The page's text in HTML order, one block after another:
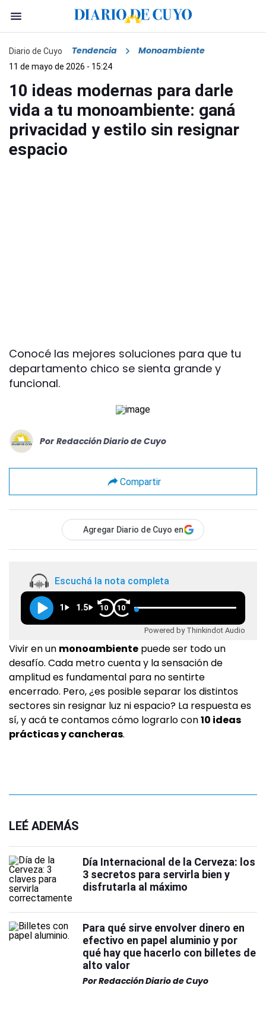
Diario de Cuyo Tendencia Monoambiente
11 de mayo de 2026 - 15:24
10 ideas modernas para darle
vida a tu monoambiente: ganá
privacidad y estilo sin resignar
espacio
Conocé las mejores soluciones para que tu
departamento chico se sienta grande y
funcional.
Por Redacción Diario de Cuyo
Compartir
Agregar Diario de Cuyo en
Escuchá la nota completa
1 1.5 10 10
Powered by Thinkindot Audio
Vivir en un monoambiente puede ser todo un
desafío. Cada metro cuenta y la sensación de
amplitud es fundamental para no sentirte
encerrado. Pero, ¿es posible separar los distintos
sectores sin resignar luz ni espacio? La respuesta es
sí, y acá te contamos cómo lograrlo con10 ideas
prácticas y cancheras.
LEÉ ADEMÁS
Día Internacional de la Cerveza: los
3 secretos para servirla bien y
disfrutarla al máximo
Para qué sirve envolver dinero en
efectivo en papel aluminio y por
qué hay que hacerlo con billetes de
alto valor
PorRedacción Diario de Cuyo